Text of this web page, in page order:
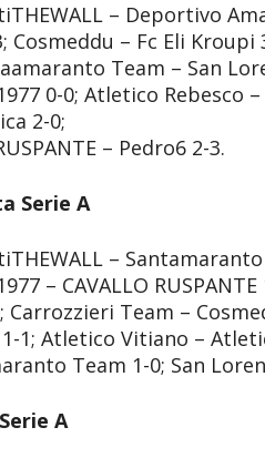
– Deportivo
Cosmeddu – Fc Eli
Team – San
0-0; Atletico Rebesco
2-0;
– Pedro6 2-3.
Serie A
–
– CAVALLO
Carrozzieri Team –
1; Atletico Vitiano –
Team 1-0; San
A